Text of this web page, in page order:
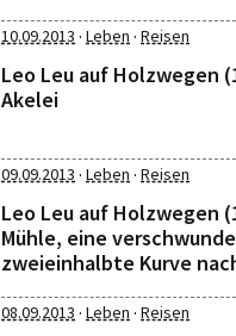
10.09.2013 · Leben · Reisen
Leo Leu auf Holzwegen
Akelei
09.09.2013 · Leben · Reisen
Leo Leu auf Holzwegen
Mühle, eine
zweieinhalbte Kurve
08.09.2013 · Leben · Reisen